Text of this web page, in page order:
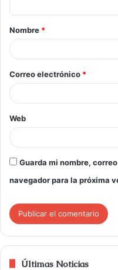
Nombre *
Correo electrónico *
Web
Guarda mi nombre,
navegador para la próxima
Últimas Noticias